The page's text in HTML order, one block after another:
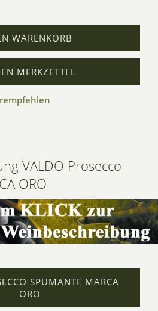
WARENKORB
MERKZETTEL
VALDO Prosecco
ORO
SPUMANTE MARCA
ORO